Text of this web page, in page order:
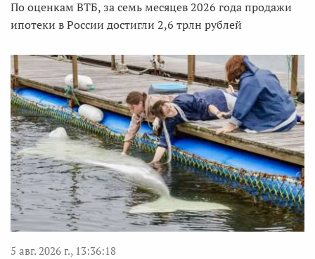
По оценкам ВТБ, за семь месяцев 2026 года продажи
ипотеки в России достигли 2,6 трлн рублей
5 авг. 2026 г., 13:36:18